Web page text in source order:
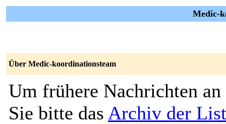
Medic-
Über Medic-koordinationsteam
Um frühere Nachrichten an
Sie bitte das Archiv der